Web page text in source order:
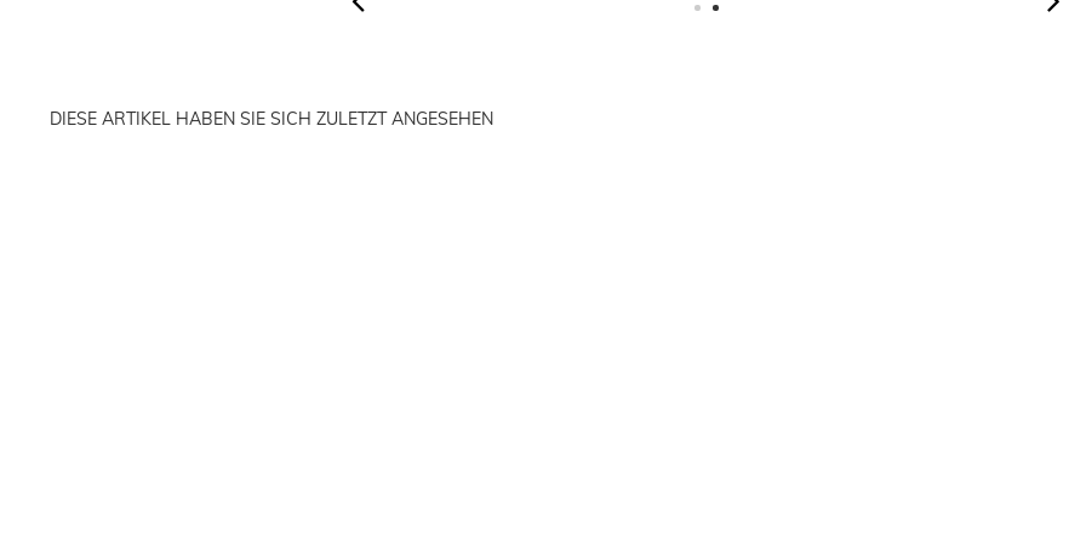
DIESE ARTIKEL HABEN SIE SICH ZULETZT ANGESEHEN